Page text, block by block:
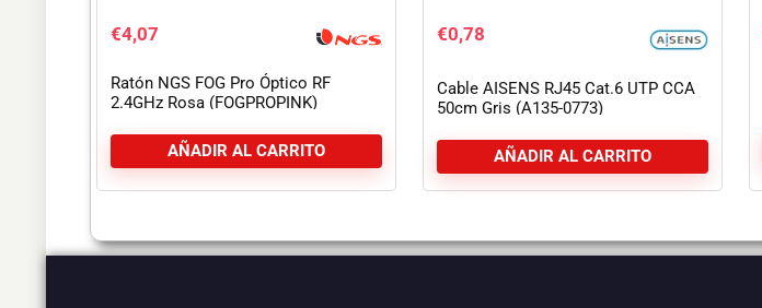
€4,07
Ratón NGS FOG Pro Óptico RF
2.4GHz Rosa (FOGPROPINK)
AÑADIR AL CARRITO
€0,78
Cable AISENS RJ45 Cat.6 UTP CCA
50cm Gris (A135-0773)
AÑADIR AL CARRITO